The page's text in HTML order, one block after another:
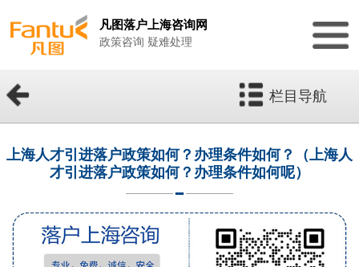
凡图落户上海咨询网
政策咨询 疑难处理
栏目导航
上海人才引进落户政策如何？办理条件如何？（上海人
才引进落户政策如何？办理条件如何呢）